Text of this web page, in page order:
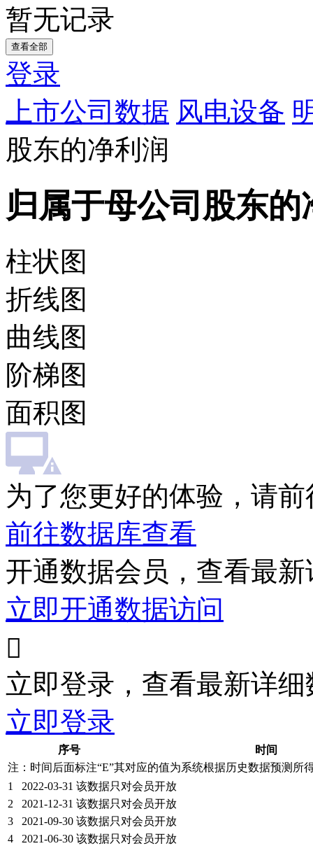
暂无记录
查看全部
登录
上市公司数据 风电设备
股东的净利润
归属于母公司股东的
柱状图
折线图
曲线图
阶梯图
面积图
为了您更好的体验，请
前往数据库查看
开通数据会员，查看最
立即开通数据访问

立即登录，查看最新详细
立即登录
序号
时间
注：时间后面标注“E”其对应的值为系统根据历史数据预测所
1
2022-03-31 该数据只对会员开放
2
2021-12-31 该数据只对会员开放
3
2021-09-30 该数据只对会员开放
4
2021-06-30 该数据只对会员开放